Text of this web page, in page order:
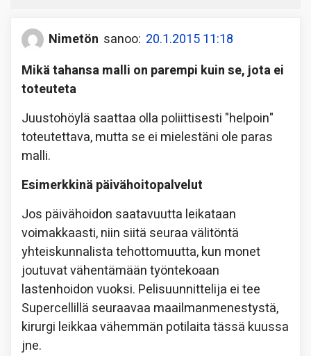
Nimetön sanoo: 20.1.2015 11:18
Mikä tahansa malli on parempi kuin se, jota ei
toteuteta
Juustohöylä saattaa olla poliittisesti "helpoin"
toteutettava, mutta se ei mielestäni ole paras
malli.
Esimerkkinä päivähoitopalvelut
Jos päivähoidon saatavuutta leikataan
voimakkaasti, niin siitä seuraa välitöntä
yhteiskunnalista tehottomuutta, kun monet
joutuvat vähentämään työntekoaan
lastenhoidon vuoksi. Pelisuunnittelija ei tee
Supercellillä seuraavaa maailmanmenestystä,
kirurgi leikkaa vähemmän potilaita tässä kuussa
jne.